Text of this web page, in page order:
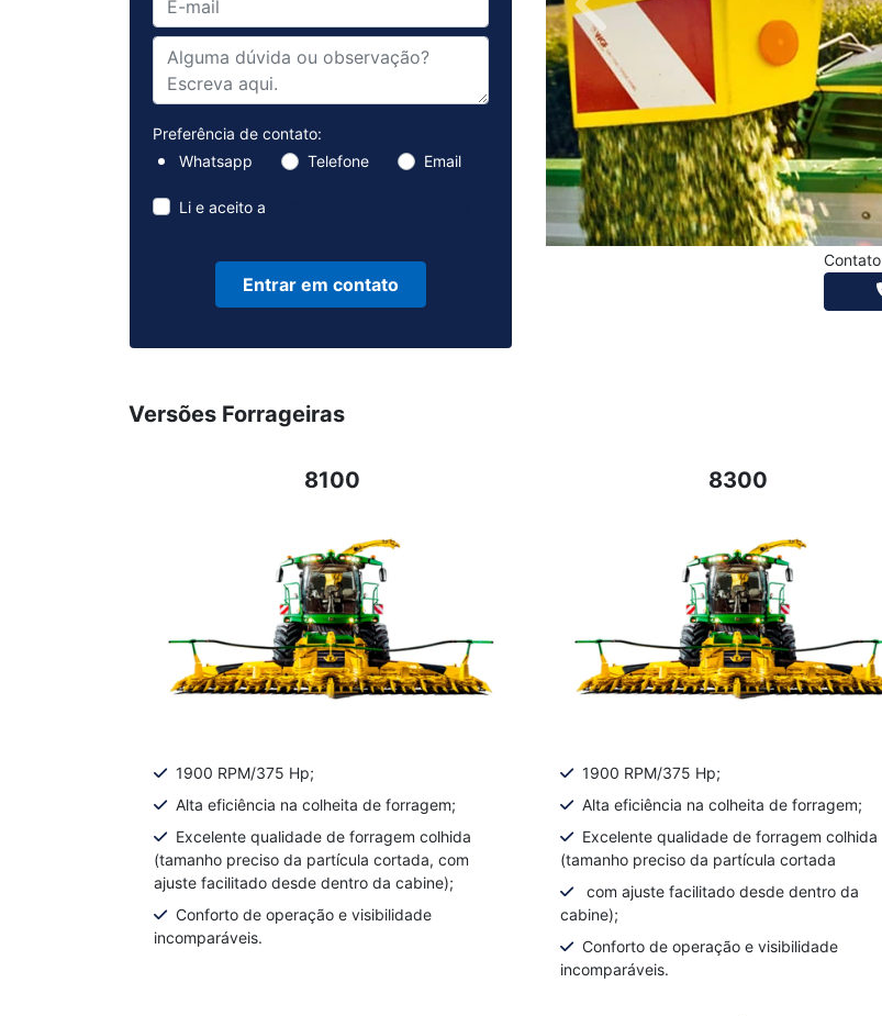
Preferência de contato:
Whatsapp
Telefone Email
Li e aceito a
Entrar em contato
Anterior
Contato
Versões Forrageiras
8100
1900 RPM/375 Hp;
Alta eficiência na colheita de forragem;
Excelente qualidade de forragem colhida
(tamanho preciso da partícula cortada, com
ajuste facilitado desde dentro da cabine);
Conforto de operação e visibilidade
incomparáveis.
8300
1900 RPM/375 Hp;
Alta eficiência na colheita de forragem;
Excelente qualidade de forragem colhida
(tamanho preciso da partícula cortada
com ajuste facilitado desde dentro da
cabine);
Conforto de operação e visibilidade
incomparáveis.